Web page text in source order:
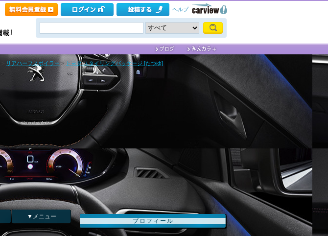
ヘルプ
リアハーフスポイラー> トヨタ スタイリングパッケージ [たつゆ]
▼メニュー
プロフィール